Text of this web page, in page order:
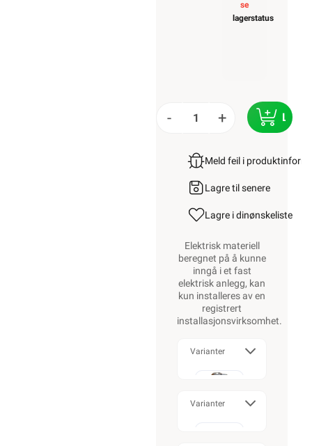
se
lagerstatus
- +
Meld feil i
Lagre til senere
Lagre i dinønskeliste
Elektrisk materiell
beregnet på å kunne
inngå i et fast
elektrisk anlegg, kan
kun installeres av en
registrert
installasjonsvirksomhet.
Varianter
Varianter